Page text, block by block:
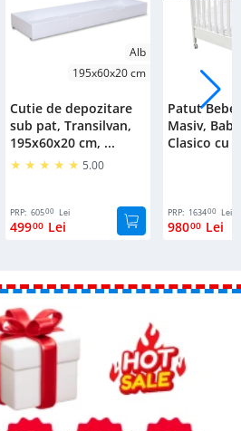
Alb
195x60x20 cm
Cutie de depozitare
sub pat, Transilvan,
195x60x20 cm, ...
5.00
PRP: 60500 Lei
49900 Lei
Patut
Masiv,
Clasico cu
PRP: 163400 Lei
98000 Lei